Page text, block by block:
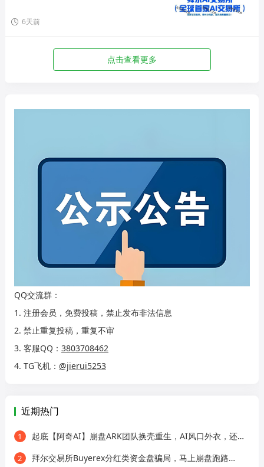
6天前
点击查看更多
QQ交流群：
1. 注册会员，免费投稿，禁止发布非法信息
2. 禁止重复投稿，重复不审
3. 客服QQ： 3803708462
4. TG飞机： @jierui5253
近期热门
1 起底【阿奇AI】崩盘ARK团队换壳重生，AI风口外衣，还是老牌分销套路！
2 拜尔交易所Buyerex分红类资金盘骗局，马上崩盘跑路…